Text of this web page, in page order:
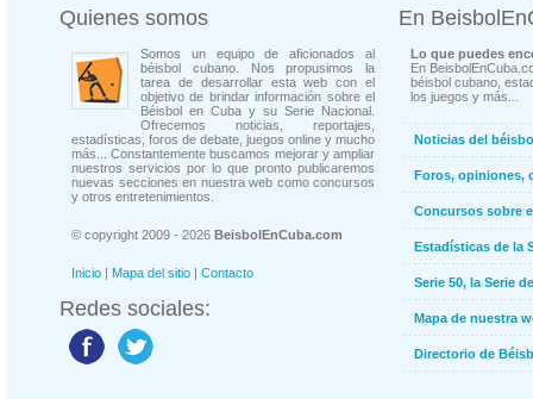
Quienes somos
Somos un equipo de aficionados al
béisbol cubano. Nos propusimos la
tarea de desarrollar esta web con el
objetivo de brindar información sobre el
Béisbol en Cuba y su Serie Nacional.
Ofrecemos noticias, reportajes,
estadísticas, foros de debate, juegos online y mucho
más... Constantemente buscamos mejorar y ampliar
nuestros servicios por lo que pronto publicaremos
nuevas secciones en nuestra web como concursos
y otros entretenimientos.
© copyright 2009 - 2026 BeisbolEnCuba.com
Inicio | Mapa del sitio | Contacto
Redes sociales:
En
Lo que puedes
En
béisbol cubano,
los juegos y más...
Noticias del
Foros, opiniones,
Concursos sobre
Estadísticas de la
Serie 50, la Serie
Mapa de nuestra
Directorio de